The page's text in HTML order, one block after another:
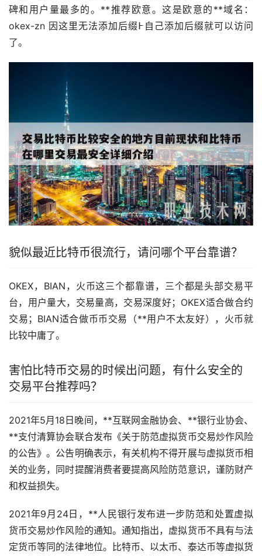
碑和用户量最多的。**推荐欧意。这是欧意的**域名：
okex-zn 因这里无法添加后缀߅自己添加后缀就可以访问
了。
貌似最近比特币很流行，请问哪个平台靠谱？
OKEX，BIAN， 火币这三个都靠谱，三个都是头部交易平
台，用户量大，交易量高，交易深度好；OKEX适合做合约
交易；BIAN适合做币币交易（**用户不太友好），火币就
比较中庸了。
害怕比特币交易的时候出问题，有什么安全的
交易平台推荐吗？
2021年5月18日晚间，**互联网金融协会、**银行业协会、
**支付清算协会联合发布《关于防范虚拟货币交易炒作风险
的公告》。公告明确表示，有关机构不得开展与虚拟货币相
关的业务，同时提醒消费者要提高风险防范意识，谨防财产
和权益损失。
2021年9月24日，**人民银行发布进一步防范和处置虚拟
货币交易炒作风险的通知。通知指出，虚拟货币不具有与法
定货币等同的法律地位。比特币、以太币、泰达币等虚拟货